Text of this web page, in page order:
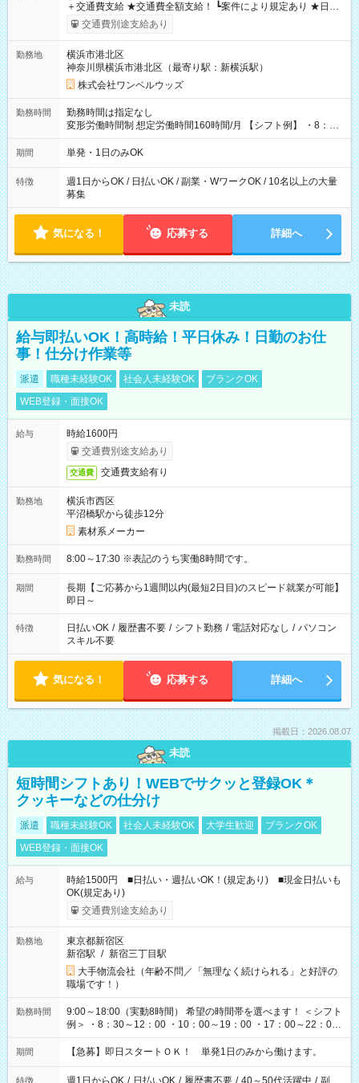
＋交通費支給 ★交通費全額支給！ ┗案件により規定あり ★日払
いOK！（規定あり） ┗働いたその日に現金GET♪ お仕事後はコ
ンビニATMから 日払い分を引き落とせます！ 【試用期間】試
交通費別途支給あり
勤務地
横浜市港北区
神奈川県横浜市港北区（最寄り駅：新横浜駅）
株式会社ワンベルウッズ
勤務時間
勤務時間は指定なし
変形労働時間制 想定労働時間160時間/月 【シフト例】 ・8：00
～21：00
期間 単発・1日のみOK
特徴
週1日からOK / 日払いOK / 副業・WワークOK / 10名以上の大量
募集
気になる！ 応募する 詳細へ
未読
給与即払いOK！高時給！平日休み！日勤のお仕
事！仕分け作業等
派遣 職種未経験OK 社会人未経験OK
ブランクOK
WEB登録・面接OK
給与
時給1600円
交通費別途支給あり
交通費 交通費支給有り
勤務地
横浜市西区
平沼橋駅から徒歩12分
素材系メーカー
勤務時間 8:00～17:30 ※表記のうち実働8時間です。
期間
長期【ご応募から1週間以内(最短2日目)のスピード就業が可能】
即日～
特徴 日払いOK / 履歴書不要 / シフト勤務 / 電話対応なし / パソコン
スキル不要
気になる！ 応募する 詳細へ
掲載日：2026.08.07
未読
短時間シフトあり！WEBでサクッと登録OK＊
クッキーなどの仕分け
派遣 職種未経験OK 社会人未経験OK 大学生歓迎
ブランクOK
WEB登録・面接OK
給与
時給1500円 ■日払い・週払いOK！(規定あり) ■現金日払いも
OK(規定あり)
交通費別途支給あり
勤務地
東京都新宿区
新宿駅 / 新宿三丁目駅
大手物流会社（年齢不問／「無理なく続けられる」と好評の
職場です！）
勤務時間
9:00～18:00（実動8時間） 希望の時間帯を選べます！ ＜シフト
例＞ ・8：30～12：00 ・10：00～19：00 ・17：00～22：00
・13：00～22：00 ・22：00～翌6：00 など
期間 【急募】即日スタートＯＫ！ 単発1日のみから働けます。
特徴 週1日からOK / 日払いOK / 履歴書不要 / 40～50代活躍中 / 副